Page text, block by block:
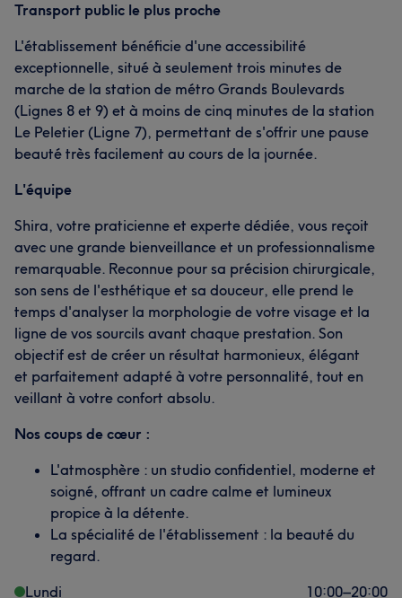
Transport public le plus proche
L'établissement bénéficie d'une accessibilité
exceptionnelle, situé à seulement trois minutes de
marche de la station de métro Grands Boulevards
(Lignes 8 et 9) et à moins de cinq minutes de la station
Le Peletier (Ligne 7), permettant de s'offrir une pause
beauté très facilement au cours de la journée.
L'équipe
Shira, votre praticienne et experte dédiée, vous reçoit
avec une grande bienveillance et un professionnalisme
remarquable. Reconnue pour sa précision chirurgicale,
son sens de l'esthétique et sa douceur, elle prend le
temps d'analyser la morphologie de votre visage et la
ligne de vos sourcils avant chaque prestation. Son
objectif est de créer un résultat harmonieux, élégant
et parfaitement adapté à votre personnalité, tout en
veillant à votre confort absolu.
Nos coups de cœur :
L'atmosphère : un studio confidentiel, moderne et
soigné, offrant un cadre calme et lumineux
propice à la détente.
La spécialité de l'établissement : la beauté du
regard.
Lundi
10:00–20:00